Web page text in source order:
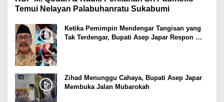
Temui Nelayan Palabuhanratu Sukabumi
Ketika Pemimpin Mendengar Tangisan yang
Tak Terdengar, Bupati Asep Japar Respon
Zihad Menunggu Cahaya, Bupati Asep Japar
Membuka Jalan Mubarokah